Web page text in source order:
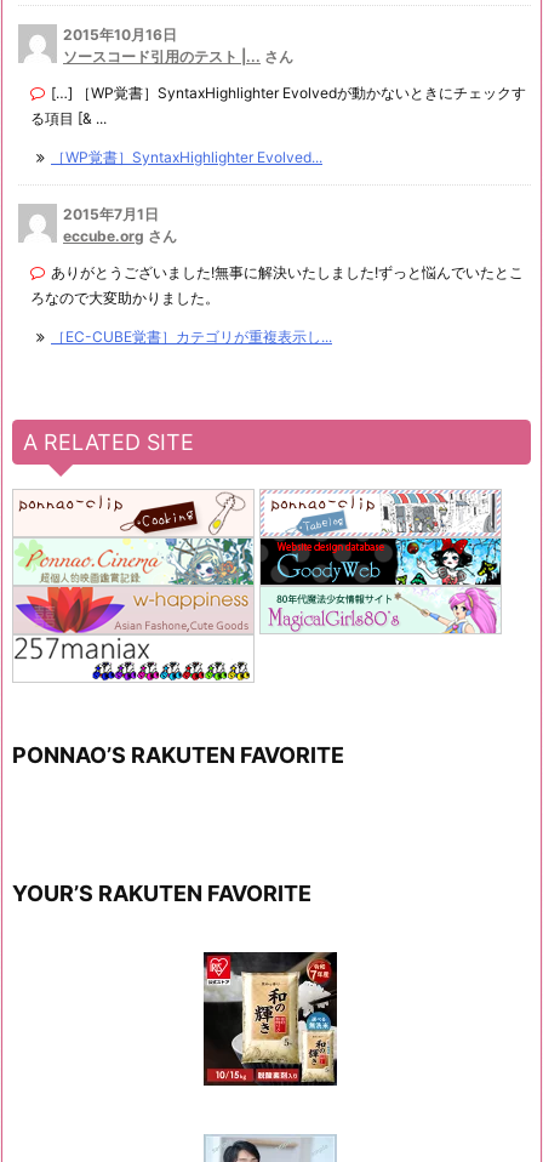
2015年10月16日
ソースコード引用のテスト |... さん
[…] ［WP覚書］SyntaxHighlighter Evolvedが動かないときにチェックす
る項目 [& ...
［WP覚書］SyntaxHighlighter Evolved...
2015年7月1日
eccube.org さん
ありがとうございました!無事に解決いたしました!ずっと悩んでいたとこ
ろなので大変助かりました。
［EC-CUBE覚書］カテゴリが重複表示し...
A RELATED SITE
PONNAO’S RAKUTEN FAVORITE
YOUR’S RAKUTEN FAVORITE